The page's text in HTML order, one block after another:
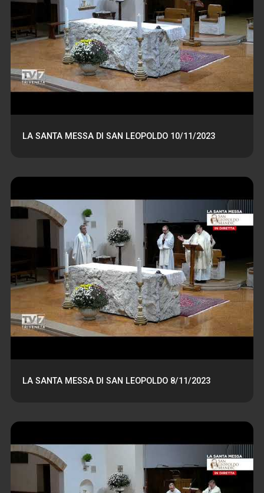
LA SANTA MESSA DI SAN LEOPOLDO 10/11/2023
LA SANTA MESSA DI SAN LEOPOLDO 8/11/2023